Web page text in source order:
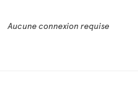
Aucune connexion requise